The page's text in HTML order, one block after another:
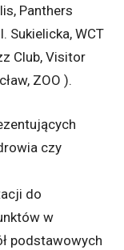
Panthers
Sukielicka, WCT
Club, Visitor
ZOO ).
czy
do
w
podstawowych